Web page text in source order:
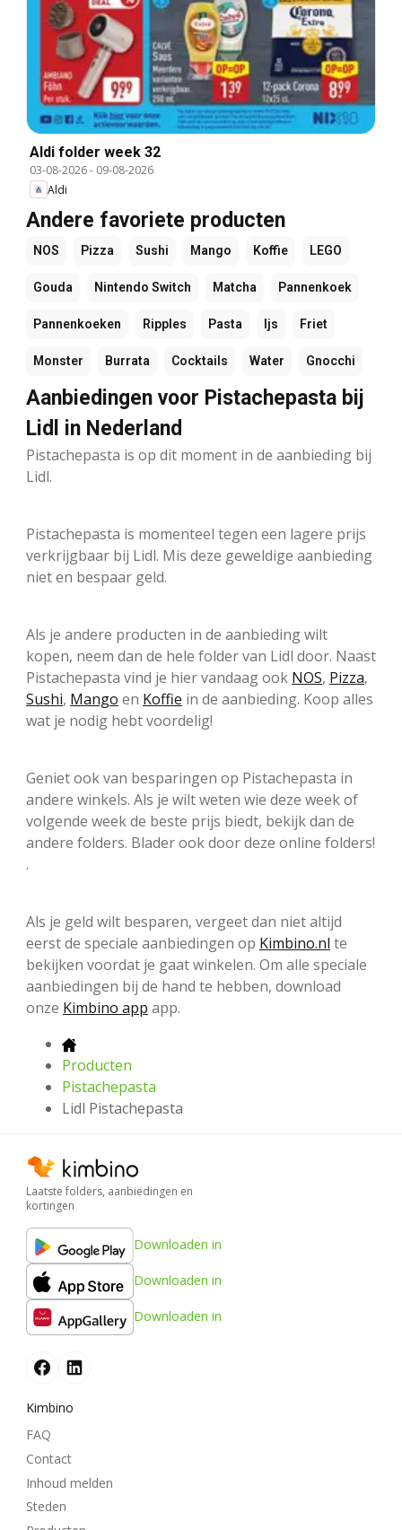
Aldi folder week 32
03-08-2026- 09-08-2026
Aldi
Andere favoriete producten
NOS Pizza Sushi Mango Koffie LEGO
Gouda Nintendo Switch Matcha Pannenkoek
Pannenkoeken Ripples Pasta Ijs Friet
Monster Burrata Cocktails Water Gnocchi
Aanbiedingen voor Pistachepasta bij
Lidl in Nederland
Pistachepasta is op dit moment in de aanbieding bij
Lidl.
Pistachepasta is momenteel tegen een lagere prijs
verkrijgbaar bij Lidl. Mis deze geweldige aanbieding
niet en bespaar geld.
Als je andere producten in de aanbieding wilt
kopen, neem dan de hele folder van Lidl door. Naast
Pistachepasta vind je hier vandaag ook NOS, Pizza,
Sushi, Mango en Koffie in de aanbieding. Koop alles
wat je nodig hebt voordelig!
Geniet ook van besparingen op Pistachepasta in
andere winkels. Als je wilt weten wie deze week of
volgende week de beste prijs biedt, bekijk dan de
andere folders. Blader ook door deze online folders!
.
Als je geld wilt besparen, vergeet dan niet altijd
eerst de speciale aanbiedingen op Kimbino.nl te
bekijken voordat je gaat winkelen. Om alle speciale
aanbiedingen bij de hand te hebben, download
onze Kimbino app app.
Producten
Pistachepasta
Lidl Pistachepasta
Laatste folders, aanbiedingen en
kortingen
Downloaden in
Downloaden in
Downloaden in
Kimbino
FAQ
Contact
Inhoud melden
Steden